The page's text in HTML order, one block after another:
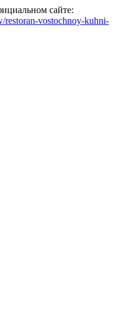
сайте:
restoran-vostochnoy-kuhni-